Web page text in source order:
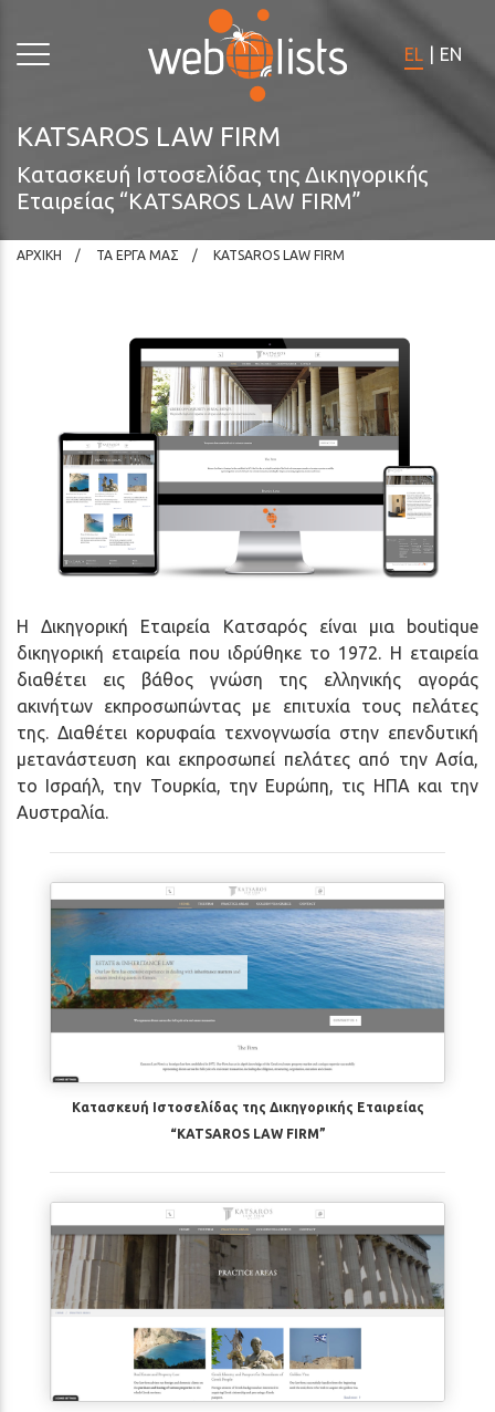
ιστότοπος
σύστημα
προσβασιμότητας.
EL EN
KATSAROS LAW FIRM
Κατασκευή Ιστοσελίδας της Δικηγορικής
Εταιρείας “KATSAROS LAW FIRM”
ΑΡΧΙΚΗ ΤΑ ΕΡΓΑ ΜΑΣ KATSAROS LAW FIRM
Η Δικηγορική Εταιρεία Κατσαρός είναι μια boutique
δικηγορική εταιρεία που ιδρύθηκε το 1972. Η εταιρεία
διαθέτει εις βάθος γνώση της ελληνικής αγοράς
ακινήτων εκπροσωπώντας με επιτυχία τους πελάτες
της. Διαθέτει κορυφαία τεχνογνωσία στην επενδυτική
μετανάστευση και εκπροσωπεί πελάτες από την Ασία,
το Ισραήλ, την Τουρκία, την Ευρώπη, τις ΗΠΑ και την
Αυστραλία.
Κατασκευή Ιστοσελίδας της Δικηγορικής Εταιρείας
“KATSAROS LAW FIRM”